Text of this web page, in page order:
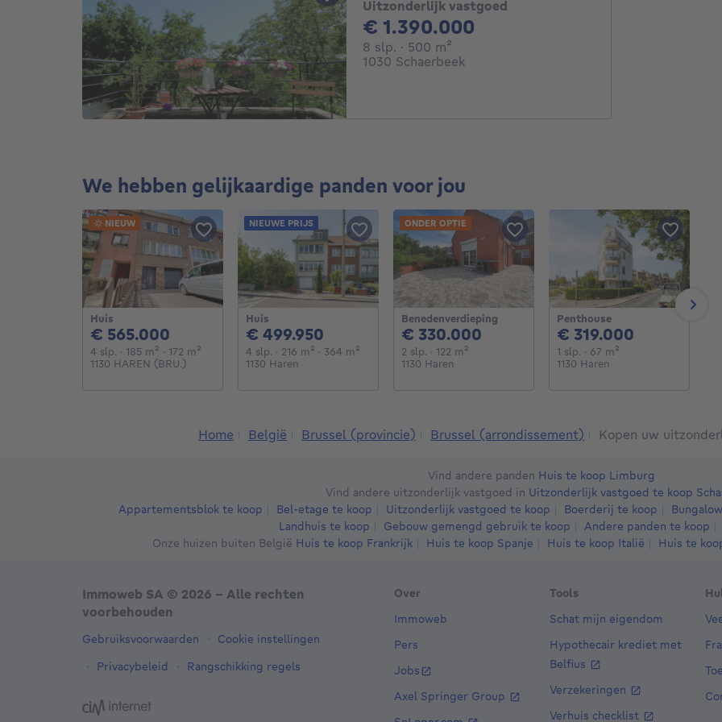
Uitzonderlijk vastgoed
€ 1.390.000
8 slp. 8 slaapkamers
· 500 m²
1030 Schaerbeek
We hebben gelijkaardige panden voor jou
Huis
€ 565.000
4 slp. 4 slaapkamers
· 185 m² vierkante meters
· 172 m² vierkante meters
1130 HAREN (BRU.)
NIEUW
Huis
€ 499.950
4 slp. 4 slaapkamers
· 216 m² vierkante meters
· 364 m² vierkante meters
1130 Haren
NIEUWE PRIJS
Benedenverdieping
€ 330.000
2 slp. 2 slaapkamers
· 122 m²
1130 Haren
ONDER OPTIE
Penthouse
€ 319.000
1 slp. 1 slaapkamer
· 67 m²
1130 Haren
Next
Home België Brussel (provincie) Brussel (arrondissement) Kopen uw
Vind andere panden Huis te koop Limburg
Vind andere uitzonderlijk vastgoed in Uitzonderlijk vastgoed te koop
Appartementsblok te koop
Bel-etage te koop Uitzonderlijk vastgoed te koop Boerderij te koop
Landhuis te koop
Gebouw gemengd gebruik te koop Andere panden te koop
Onze huizen buiten België Huis te koop Frankrijk Huis te koop Spanje Huis te koop Italië Huis te
Over
Immoweb
Pers
Jobs
Axel Springer Group
Tools
Schat mijn eigendom
Hypothecair krediet met
Belfius
Verzekeringen
Verhuis checklist
Immoweb SA © 2026 - Alle rechten
voorbehouden
Gebruiksvoorwaarden
Cookie instellingen
Privacybeleid
Rangschikking regels